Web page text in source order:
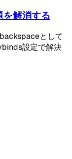
解消する
として
設定で解決